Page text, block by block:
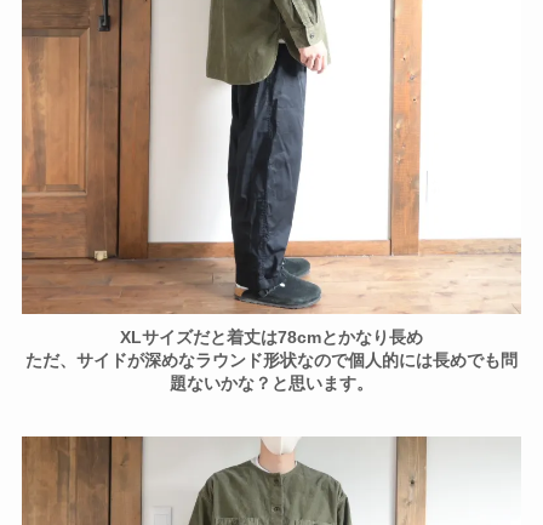
XLサイズだと着丈は78cmとかなり長め
ただ、サイドが深めなラウンド形状なので個人的には長めでも問
題ないかな？と思います。